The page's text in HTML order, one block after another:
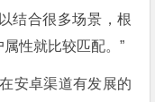
结合很多场景，根
性就比较匹配。”
安卓渠道有发展的